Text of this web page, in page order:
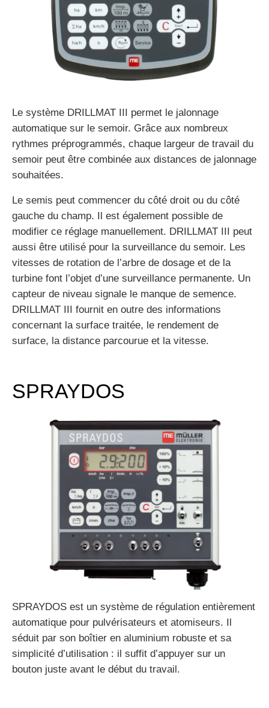
Le système DRILLMAT III permet le jalonnage
automatique sur le semoir. Grâce aux nombreux
rythmes préprogrammés, chaque largeur de travail du
semoir peut être combinée aux distances de jalonnage
souhaitées.
Le semis peut commencer du côté droit ou du côté
gauche du champ. Il est également possible de
modifier ce réglage manuellement. DRILLMAT III peut
aussi être utilisé pour la surveillance du semoir. Les
vitesses de rotation de l’arbre de dosage et de la
turbine font l’objet d’une surveillance permanente. Un
capteur de niveau signale le manque de semence.
DRILLMAT III fournit en outre des informations
concernant la surface traitée, le rendement de
surface, la distance parcourue et la vitesse.
SPRAYDOS
SPRAYDOS est un système de régulation entièrement
automatique pour pulvérisateurs et atomiseurs. Il
séduit par son boîtier en aluminium robuste et sa
simplicité d’utilisation : il suffit d’appuyer sur un
bouton juste avant le début du travail.